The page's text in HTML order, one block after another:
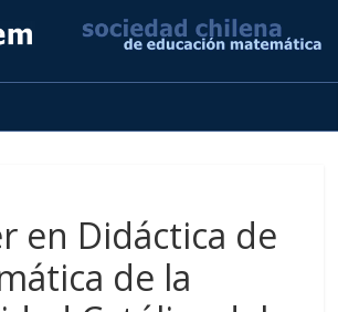
en Didáctica de
de la